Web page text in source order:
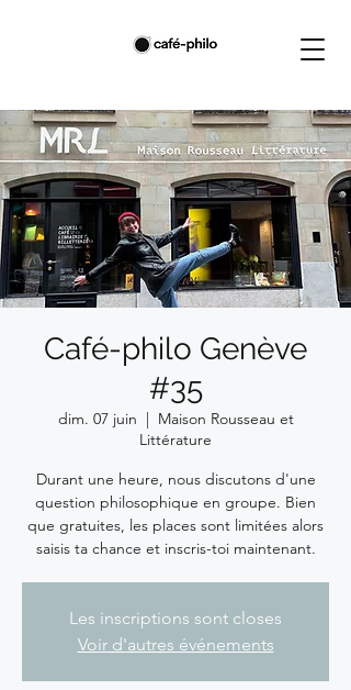
Café-philo Genève
#35
dim. 07 juin
  |
Maison Rousseau et
Littérature
Durant une heure, nous discutons d'une
question philosophique en groupe. Bien
que gratuites, les places sont limitées alors
saisis ta chance et inscris-toi maintenant.
Les inscriptions sont closes
Voir d'autres événements